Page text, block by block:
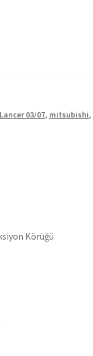
Lancer 03/07, mitsubishi,
Körüğü